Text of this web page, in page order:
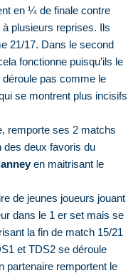
en ¼ de finale contre
à plusieurs reprises. Ils
21/17. Dans le second
fonctionne puisqu’ils le
pas comme le
se montrent plus incisifs
remporte ses 2 matchs
des deux favoris du
en maitrisant le
de jeunes joueurs jouant
dans le 1 er set mais se
la fin de match 15/21
et TDS2 se déroule
partenaire remportent le